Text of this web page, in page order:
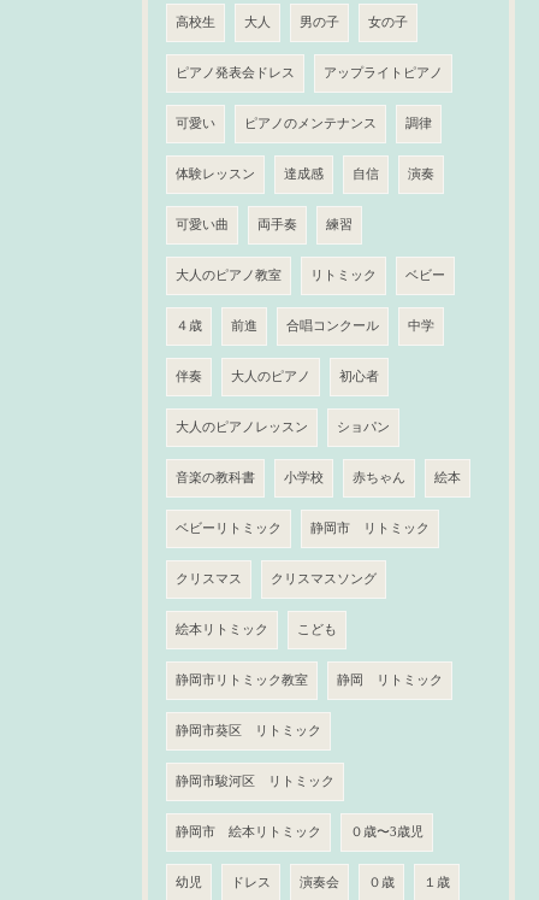
高校生 大人 男の子 女の子
ピアノ発表会ドレス アップライトピアノ
可愛い ピアノのメンテナンス 調律
体験レッスン 達成感 自信 演奏
可愛い曲 両手奏 練習
大人のピアノ教室 リトミック ベビー
４歳 前進 合唱コンクール 中学
伴奏 大人のピアノ 初心者
大人のピアノレッスン ショパン
音楽の教科書 小学校 赤ちゃん 絵本
ベビーリトミック 静岡市 リトミック
クリスマス クリスマスソング
絵本リトミック こども
静岡市リトミック教室 静岡 リトミック
静岡市葵区 リトミック
静岡市駿河区 リトミック
静岡市 絵本リトミック ０歳〜3歳児
幼児 ドレス 演奏会 ０歳 １歳